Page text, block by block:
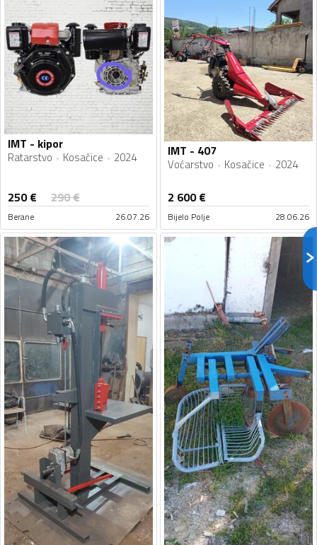
IMT - kipor
Ratarstvo Kosačice 2024
250€ 290€
Berane 26.07.26
IMT - 407
Voćarstvo Kosačice 2024
2 600€
Bijelo Polje 28.06.26